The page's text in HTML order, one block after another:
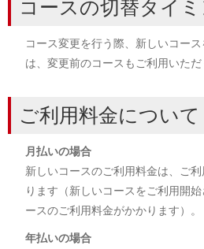
コースの切替タイ
コース変更を行う際、新しいコー
は、変更前のコースもご利用いただ
ご利用料金について
月払いの場合
新しいコースのご利用料金は、ご
ります（新しいコースをご利用開
ースのご利用料金がかかります）。
年払いの場合